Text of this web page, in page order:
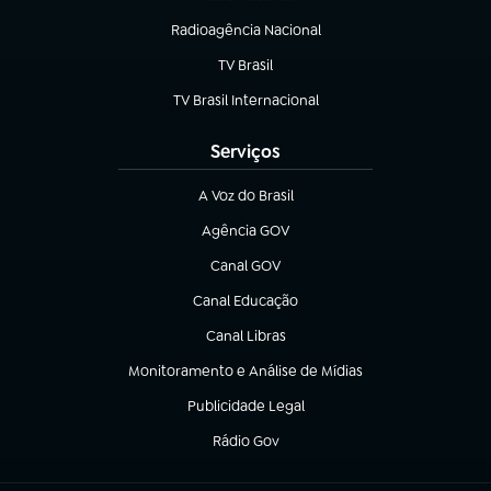
Radioagência Nacional
(abre em nova aba)
TV Brasil
(abre em nova aba)
TV Brasil Internacional
(abre em nova aba)
Serviços
A Voz do Brasil
(abre em nova aba)
Agência GOV
(abre em nova aba)
Canal GOV
(abre em nova aba)
Canal Educação
(abre em nova aba)
Canal Libras
(abre em nova aba)
Monitoramento e Análise de Mídias
(abre em nova aba)
Publicidade Legal
(abre em nova aba)
Rádio Gov
(abre em nova aba)